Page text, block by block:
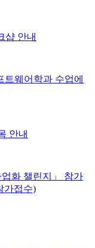
샵 안내
트웨어학과 수업에
안내
업화 챌린지」 참가
가접수)